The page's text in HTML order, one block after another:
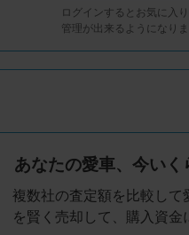
ログインするとお気に入
管理が出来るようになり
あなたの愛車、今いく
複数社の査定額を比較して
を賢く売却して、購入資金